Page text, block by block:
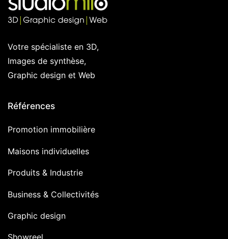
Votre spécialiste en 3D,
Images de synthèse,
Graphic design et Web
Références
Promotion immobilière
Maisons individuelles
Produits & Industrie
Business & Collectivités
Graphic design